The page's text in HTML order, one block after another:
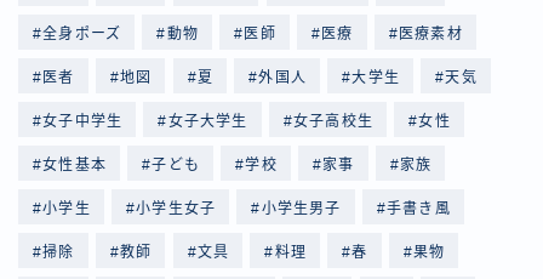
全身ポーズ 動物 医師 医療 医療素材
医者 地図 夏 外国人 大学生 天気
女子中学生 女子大学生 女子高校生 女性
女性基本 子ども 学校 家事 家族
小学生 小学生女子 小学生男子 手書き風
掃除 教師 文具 料理 春 果物